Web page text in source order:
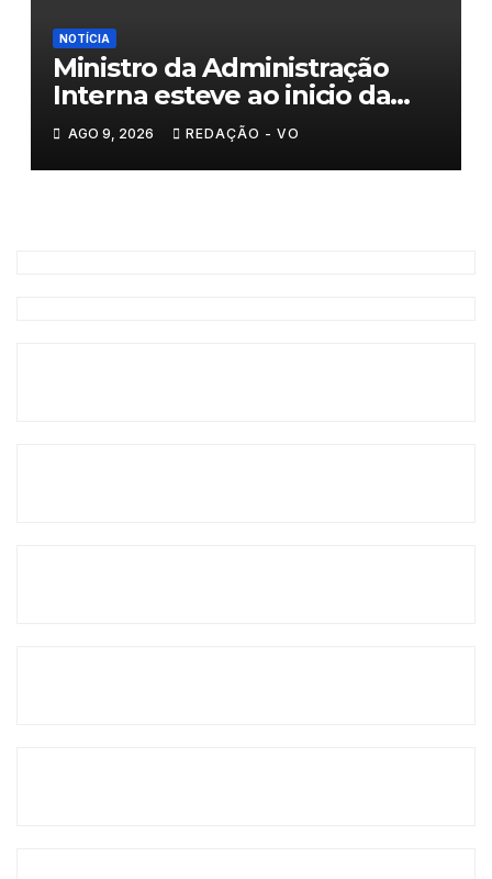
NOTÍCIA
Ministro da Administração
Interna esteve ao inicio da
tarde em Valpaços
AGO 9, 2026 REDAÇÃO - VO